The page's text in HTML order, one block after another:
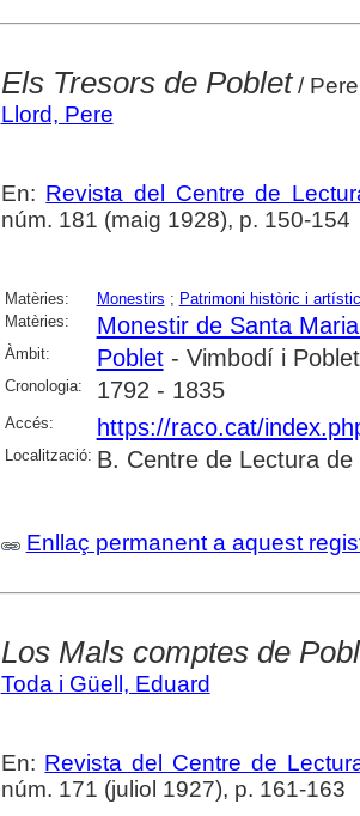
Els Tresors de Poblet/
Llord, Pere
En: Revista del Centre de
núm. 181 (maig 1928), p. 150-154
Matèries: Monestirs ; Patrimoni històric i artístic
Matèries:
Monestir de Santa
Àmbit: Poblet- Vimbodí i Poblet
Cronologia: 1792 - 1835
Accés: https://raco.cat/
Localització: B. Centre de Lectura de
Enllaç permanent a aquest
Los Mals comptes de
Toda i Güell, Eduard
En: Revista del Centre de
núm. 171 (juliol 1927), p. 161-163